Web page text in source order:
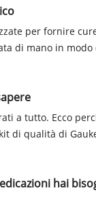
per fornire
di mano in modo
a tutto. Ecco
di qualità di
hai